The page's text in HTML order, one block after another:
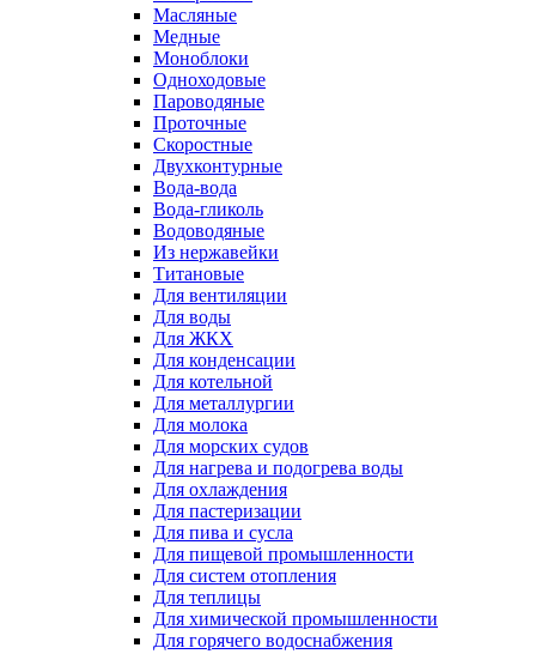
Масляные
Медные
Моноблоки
Одноходовые
Пароводяные
Проточные
Скоростные
Двухконтурные
Вода-вода
Вода-гликоль
Водоводяные
Из нержавейки
Титановые
Для вентиляции
Для воды
Для ЖКХ
Для конденсации
Для котельной
Для металлургии
Для молока
Для морских судов
Для нагрева и подогрева воды
Для охлаждения
Для пастеризации
Для пива и сусла
Для пищевой промышленности
Для систем отопления
Для теплицы
Для химической промышленности
Для горячего водоснабжения